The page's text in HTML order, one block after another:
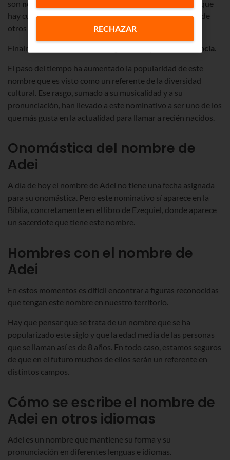
son noble
. También hay que tener en cuenta que
hay culturas en las que este nombre es una abreviatura de
otros más largos y tradicionales.
Finalmente, en euskera Adei significa r espeto o deferencia.
El paso del tiempo ha aumentado la popularidad de este
nombre que es visto como un referente de la diversidad
cultural. Ese rasgo, sumado a su musicalidad y a su
pronunciación, han llevado a este nominativo a ser uno de los
que más gusta en la actualidad para llamar a recién nacidos.
Onomástica del nombre de
Adei
A día de hoy el nombre de Adei no tiene una fecha asignada
para su onomástica. Pero este nominativo sí aparece en la
Biblia, concretamente en el libro de Ezequiel, donde aparece
un sacerdote que tiene este nombre.
Hombres con el nombre de
Adei
En estos momentos es difícil encontrar a figuras reconocidas
que tengan este nombre en nuestro territorio.
Hay que pensar que se trata de un nombre que se ha
popularizado este siglo y que la edad media de las personas
que se llaman así es de 8 años. En todo caso, estamos seguros
de que en el futuro muchos de ellos serán un referente en
distintos campos.
Cómo se escribe el nombre de
Adei en otros idiomas
Adei es un nombre que mantiene su forma y su
pronunciación en diferentes lenguas e idiomas.
RECHAZAR